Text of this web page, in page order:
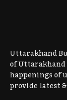
Uttarakhand
of
happenings of
provide latest